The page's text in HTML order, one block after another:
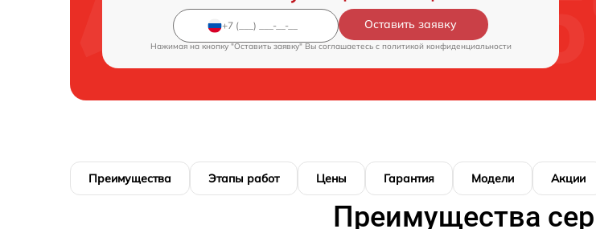
Оставить заявку
Нажимая на кнопку "Оставить заявку" Вы соглашаетесь c политикой конфиденциальности
Преимущества Этапы работ Цены Гарантия Модели Акции
Преимущества